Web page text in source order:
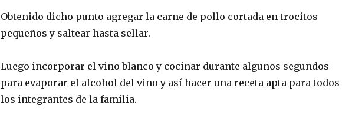
Obtenido dicho punto agregar la carne de pollo cortada en trocitos
pequeños y saltear hasta sellar.
Luego incorporar el vino blanco y cocinar durante algunos segundos
para evaporar el alcohol del vino y así hacer una receta apta para todos
los integrantes de la familia.